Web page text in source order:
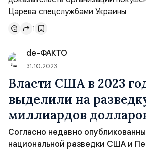
спецслужбами Украины. Об этом
общественных связей Федеральной
безопасности Российской
утверждает ЦОС ФСБ, в рез...
1
de-ФАКТО
31.10.2023
Власти США в 2023
выделили на
миллиардов
Согласно недавно
национальной разведки США и